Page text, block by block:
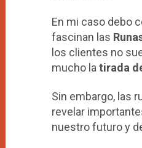
En mi caso debo
fascinan las
los clientes no
mucho la tirada
Sin embargo, las
revelar
nuestro futuro y